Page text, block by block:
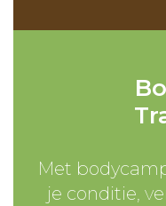
Met
je conditie,